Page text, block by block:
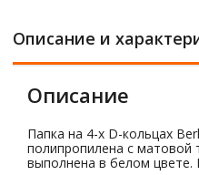
Описание и
Описание
Папка на 4-х D-кольцах
полипропилена с матовой
выполнена в белом цвете.